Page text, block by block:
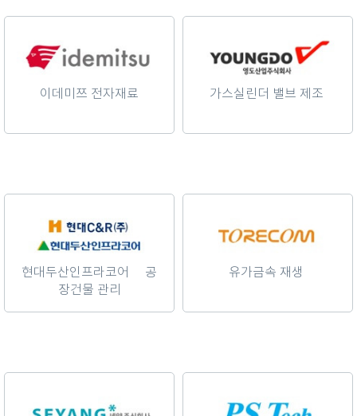
이데미쯔 전자재료 가스실린더 밸브 제조
현대두산인프라코어 공
장건물 관리
유가금속 재생